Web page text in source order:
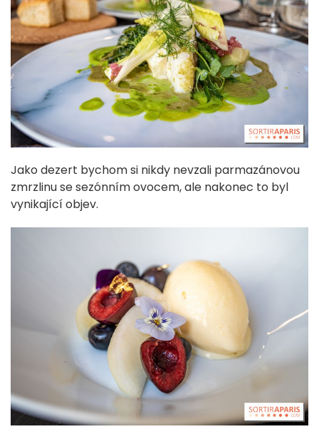
Jako dezert bychom si nikdy nevzali parmazánovou
zmrzlinu se sezónním ovocem, ale nakonec to byl
vynikající objev.